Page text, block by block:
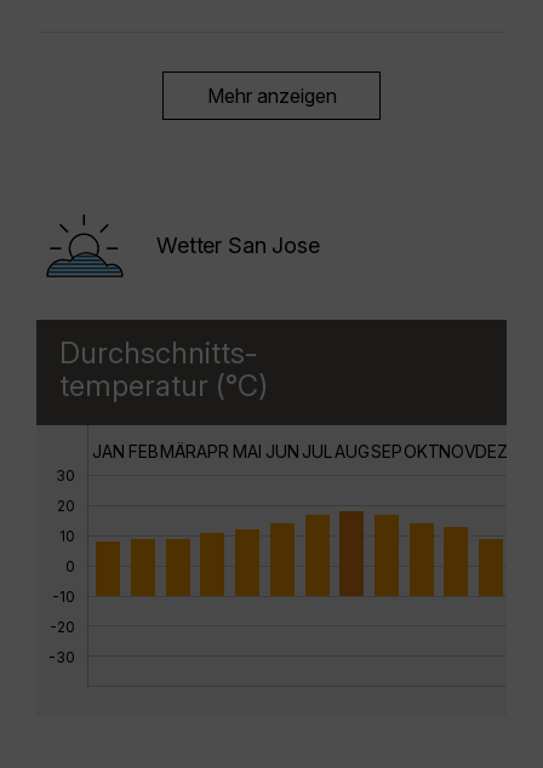
Mehr anzeigen
Wetter San Jose
Durchschnitts-
temperatur (°C)
30
20
10
0
-10
-20
-30
JAN FEBMÄRAPR MAI JUN JUL AUGSEPOKTNOVDEZ